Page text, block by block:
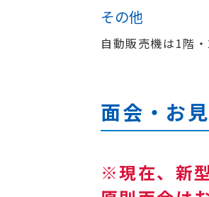
その他
自動販売機は1階
面会・お
※現在、新